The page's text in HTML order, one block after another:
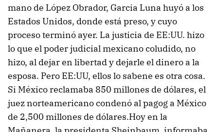
mano de López Obrador, Garcia Luna huyó a los
Estados Unidos, donde está preso, y cuyo
proceso terminó ayer. La justicia de EE:UU. hizo
lo que el poder judicial mexicano coludido, no
hizo, al dejar en libertad y dejarle el dinero a la
esposa. Pero EE:UU, ellos lo sabene es otra cosa.
Si México reclamaba 850 millones de dólares, el
juez norteamericano condenó al pagog a México
de 2,500 millones de dólares.Hoy en la